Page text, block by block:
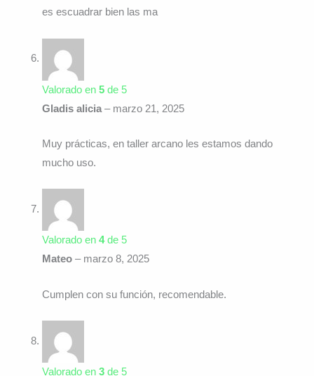
es escuadrar bien las ma
Valorado en 5 de 5
Gladis alicia – marzo 21, 2025
Muy prácticas, en taller arcano les estamos dando
mucho uso.
Valorado en 4de 5
Mateo – marzo 8, 2025
Cumplen con su función, recomendable.
Valorado en 3 de 5